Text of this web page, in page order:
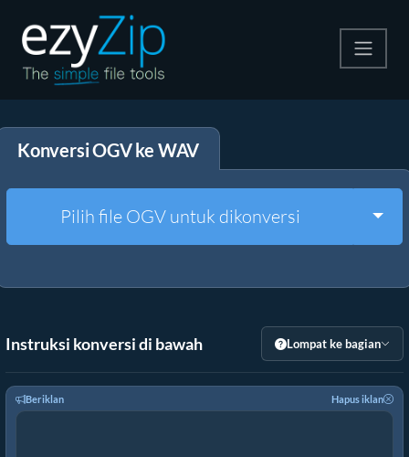
Ekstrak
Alat Lainnya
Konversi OGV ke WAV
Pilih file OGV untuk dikonversi
Instruksi konversi di bawah Lompat ke bagian
Beriklan Hapus iklan